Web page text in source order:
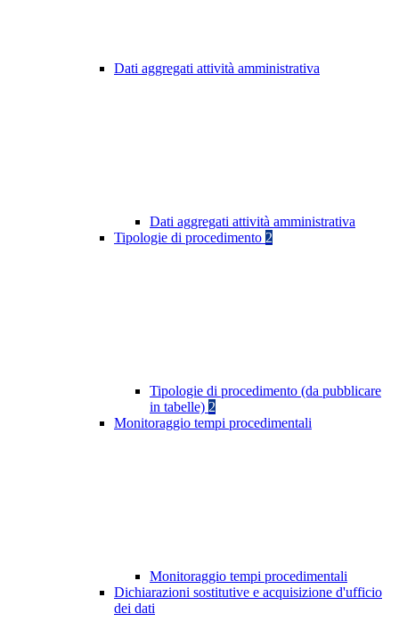
Dati aggregati attività amministrativa
Dati aggregati attività amministrativa
Tipologie di procedimento 2
Tipologie di procedimento (da pubblicare
in tabelle) 2
Monitoraggio tempi procedimentali
Monitoraggio tempi procedimentali
Dichiarazioni sostitutive e acquisizione d'ufficio
dei dati